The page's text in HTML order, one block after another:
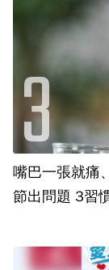
嘴巴一張就痛
節出問題